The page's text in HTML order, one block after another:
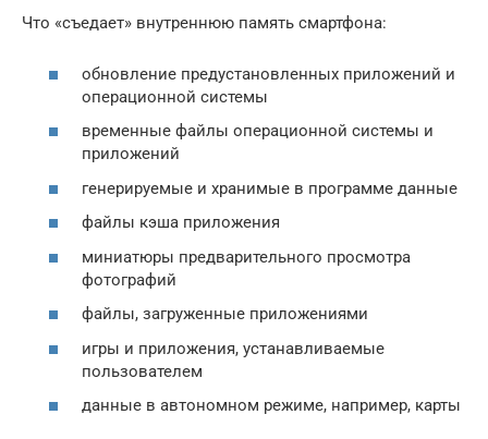
Что «съедает» внутреннюю память смартфона:
обновление предустановленных приложений и
операционной системы
временные файлы операционной системы и
приложений
генерируемые и хранимые в программе данные
файлы кэша приложения
миниатюры предварительного просмотра
фотографий
файлы, загруженные приложениями
игры и приложения, устанавливаемые
пользователем
данные в автономном режиме, например, карты